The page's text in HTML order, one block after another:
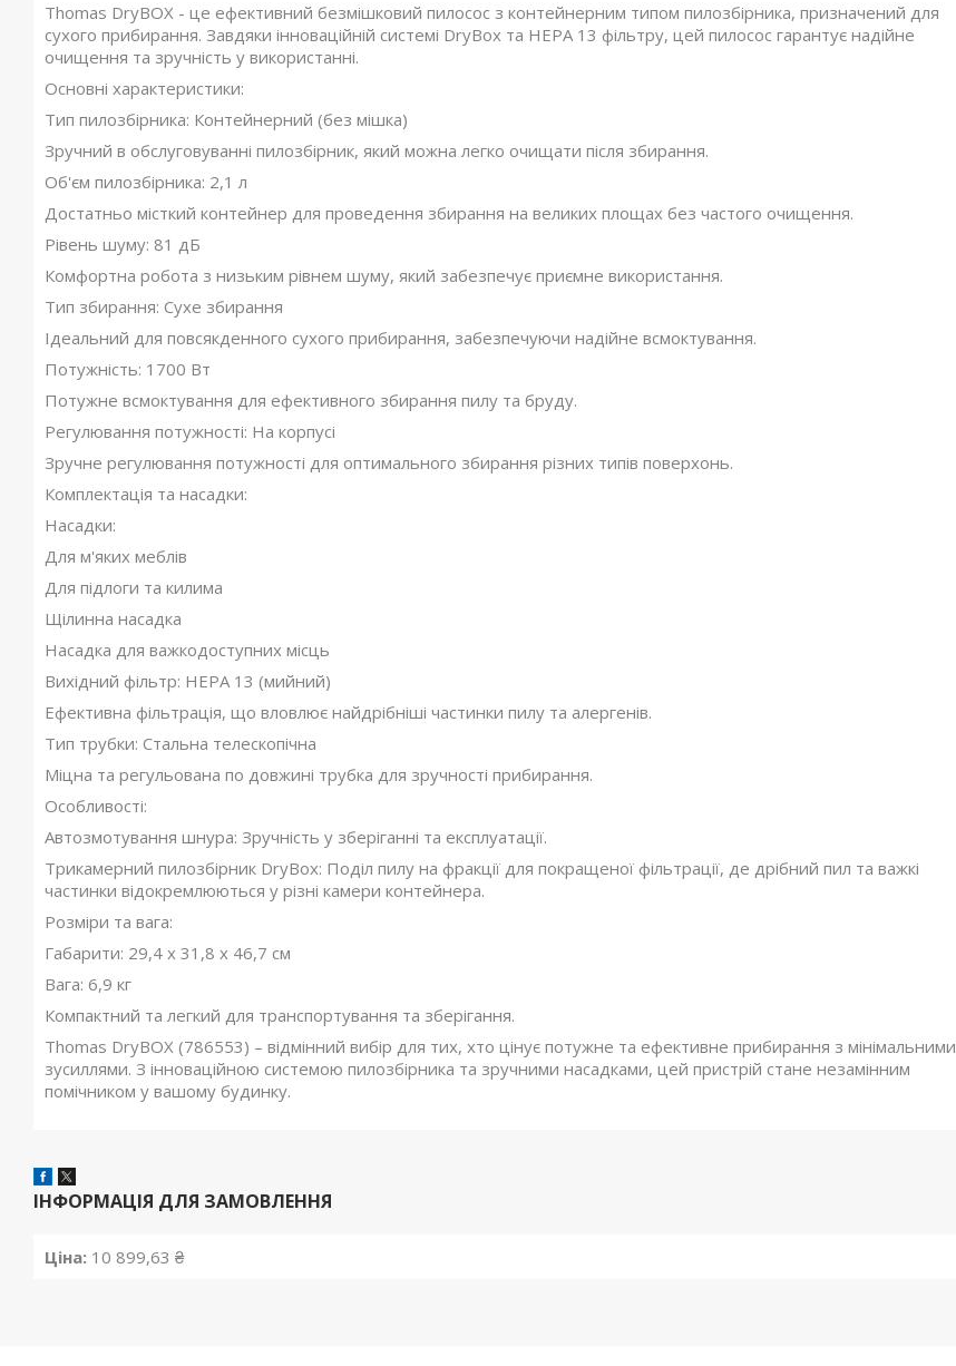
Thomas DryBOX - це ефективний безмішковий пилосос з контейнерним типом пилозбірника, призначений для
сухого прибирання. Завдяки інноваційній системі DryBox та HEPA 13 фільтру, цей пилосос гарантує надійне
очищення та зручність у використанні.
Основні характеристики:
Тип пилозбірника: Контейнерний (без мішка)
Зручний в обслуговуванні пилозбірник, який можна легко очищати після збирання.
Об'єм пилозбірника: 2,1 л
Достатньо місткий контейнер для проведення збирання на великих площах без частого очищення.
Рівень шуму: 81 дБ
Комфортна робота з низьким рівнем шуму, який забезпечує приємне використання.
Тип збирання: Сухе збирання
Ідеальний для повсякденного сухого прибирання, забезпечуючи надійне всмоктування.
Потужність: 1700 Вт
Потужне всмоктування для ефективного збирання пилу та бруду.
Регулювання потужності: На корпусі
Зручне регулювання потужності для оптимального збирання різних типів поверхонь.
Комплектація та насадки:
Насадки:
Для м'яких меблів
Для підлоги та килима
Щілинна насадка
Насадка для важкодоступних місць
Вихідний фільтр: HEPA 13 (мийний)
Ефективна фільтрація, що вловлює найдрібніші частинки пилу та алергенів.
Тип трубки: Стальна телескопічна
Міцна та регульована по довжині трубка для зручності прибирання.
Особливості:
Автозмотування шнура: Зручність у зберіганні та експлуатації.
Трикамерний пилозбірник DryBox: Поділ пилу на фракції для покращеної фільтрації, де дрібний пил та важкі
частинки відокремлюються у різні камери контейнера.
Розміри та вага:
Габарити: 29,4 х 31,8 х 46,7 см
Вага: 6,9 кг
Компактний та легкий для транспортування та зберігання.
Thomas DryBOX (786553) – відмінний вибір для тих, хто цінує потужне та ефективне прибирання з мінімальними
зусиллями. З інноваційною системою пилозбірника та зручними насадками, цей пристрій стане незамінним
помічником у вашому будинку.
ІНФОРМАЦІЯ ДЛЯ ЗАМОВЛЕННЯ
Ціна: 10 899,63 ₴